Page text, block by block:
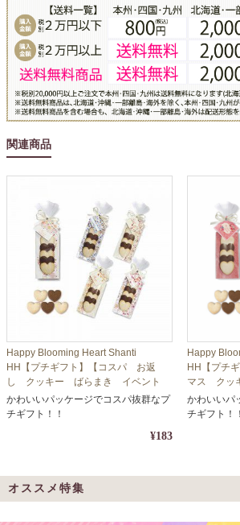
関連商品
Happy Blooming Heart Shanti
HH【プチギフト】【コスパ お返
し クッキー ばらまき イベント
ホワイトデー バレンタインデー】
かわいいパッケージでコスパ抜群なプ
チギフト！！
¥183
Happy
HH【プチ
マス クッ
ト ホワイ
ー】
かわいいパ
チギフト！！
オススメ特集